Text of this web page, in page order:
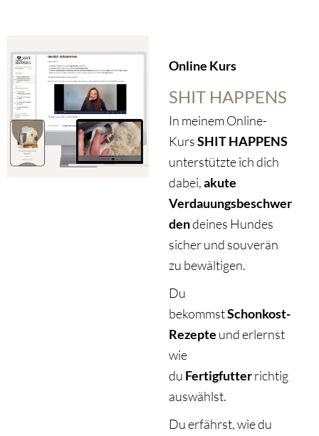
Online Kurs
SHIT HAPPENS
In meinem Online-
KursSHIT HAPPENS
unterstützte ich dich
dabei,akute
Verdauungsbeschwer
dendeines Hundes
sicher und souverän
zu bewältigen.
Du
bekommstSchonkost-
Rezepte und erlernst
wie
du Fertigfutterrichtig
auswählst.
Du erfährst, wie du